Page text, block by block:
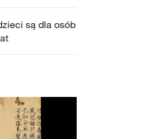
są dla osób